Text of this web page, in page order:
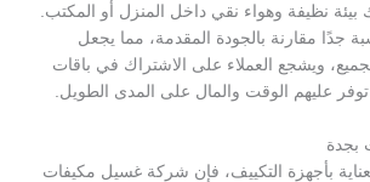
نظيفة وهواء نقي داخل المنزل أو المكتب.
جدًا مقارنة بالجودة المقدمة، مما يجعل
ويشجع العملاء على الاشتراك في باقات
توفر عليهم الوقت والمال على المدى الطويل.
بجدة
بأجهزة التكييف، فإن شركة غسيل مكيفات